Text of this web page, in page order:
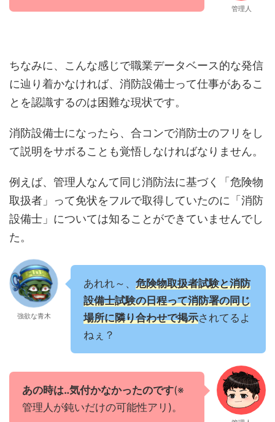
管理人
ちなみに、こんな感じで職業データベース的な発信
に辿り着かなければ、消防設備士って仕事があるこ
とを認識するのは困難な現状です。
消防設備士になったら、合コンで消防士のフリをし
て説明をサボることも覚悟しなければなりません。
例えば、管理人なんて同じ消防法に基づく「危険物
取扱者」って免状をフルで取得していたのに「消防
設備士」については知ることができていませんでし
た。
強欲な青木
あれれ～、 危険物取扱者試験と消防
設備士試験の日程って消防署の同じ
場所に隣り合わせで掲示されてるよ
ねぇ？
あの時は‥気付かなかったのです(※
管理人が鈍いだけの可能性アリ)。